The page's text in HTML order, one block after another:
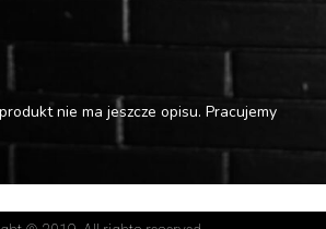
nie ma jeszcze opisu. Pracujemy